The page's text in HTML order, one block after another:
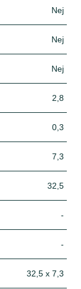
Nej
Nej
Nej
2,8
0,3
7,3
32,5
-
-
32,5 x 7,3